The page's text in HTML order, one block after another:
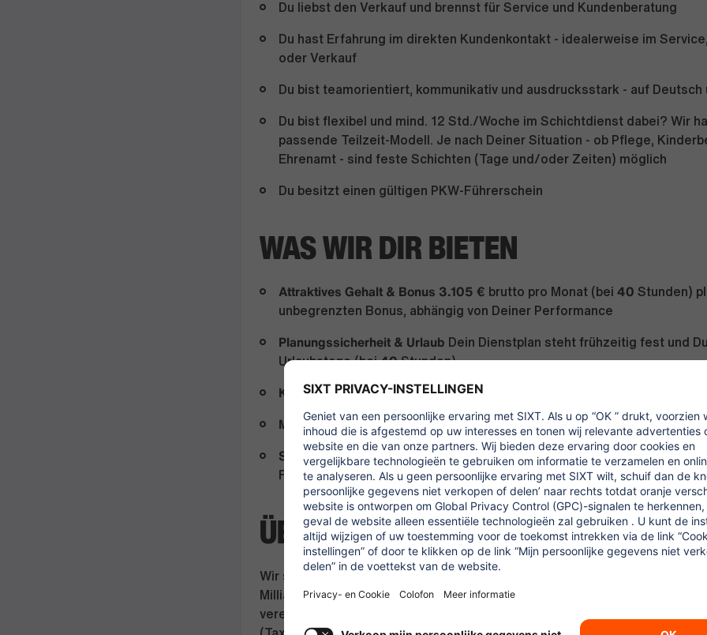
Du liebst den Verkauf und brennst für Service und Kundenberatung
Du hast Erfahrung im direkten Kundenkontakt - idealerweise im
oder Verkauf
Du bist teamorientiert, kommunikativ und ausdrucksstark - auf Deutsch
Du bist flexibel und mind. 12 Std./Woche im Schichtdienst dabei? Wir
passende Teilzeit-Modell. Je nach Deiner Situation - ob Pflege,
Ehrenamt - sind feste Schichten (Tage und/oder Zeiten) möglich
Du besitzt einen gültigen PKW-Führerschein
WAS WIR DIR BIETEN
Attraktives Gehalt & Bonus 3.105 € brutto pro Monat (bei 40 Stunden)
unbegrenzten Bonus, abhängig von Deiner Performance
Planungssicherheit & Urlaub Dein Dienstplan steht frühzeitig fest und
Urlaubstage (bei40Stunden)
KarrierechancenWir fördern Dich und bieten vielfältige
MitarbeitervorteileRabatte auf Mietwagen, Carsharing und viele
Sicherer Job & ExtrasUnbefristeter Vertrag plus Zuschläge für
Feiertagsarbeit
ÜBER UNS:
Wir sind ein weltweit führender Mobilitätsdienstleister mit einem Umsatz
Milliarden Euro und rund 9.000 Mitarbeitern weltweit. Unsere
vereint unsere Produkte SIXT rent (Autovermietung), SIXT share